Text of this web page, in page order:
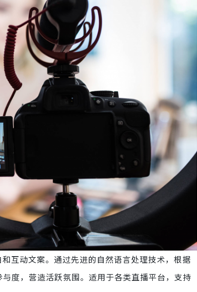
互动文案。通过先进的自然语言处理技术，根据
度，营造活跃氛围。适用于各类直播平台，支持